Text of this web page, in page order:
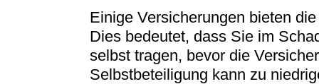
Einige Versicherungen bieten
Dies bedeutet, dass Sie im
selbst tragen, bevor die
Selbstbeteiligung kann zu